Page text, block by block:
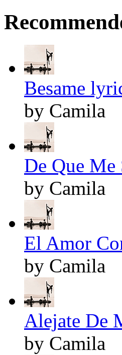
Besame
by Camila
De Que
by Camila
El Amor
by Camila
Alejate De
by Camila